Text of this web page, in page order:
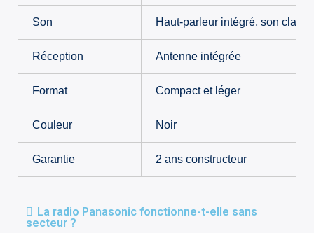
Son Haut-parleur intégré, son clair
Réception Antenne intégrée
Format Compact et léger
Couleur Noir
Garantie 2 ans constructeur
La radio Panasonic fonctionne-t-elle sans
secteur ?